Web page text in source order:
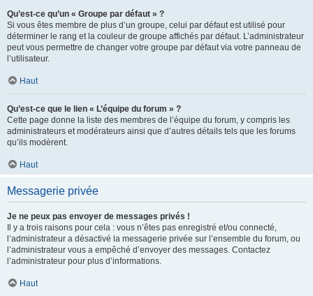
Qu’est-ce qu’un « Groupe par défaut » ?
Si vous êtes membre de plus d’un groupe, celui par défaut est utilisé pour
déterminer le rang et la couleur de groupe affichés par défaut. L’administrateur
peut vous permettre de changer votre groupe par défaut via votre panneau de
l’utilisateur.
Haut
Qu’est-ce que le lien « L’équipe du forum » ?
Cette page donne la liste des membres de l’équipe du forum, y compris les
administrateurs et modérateurs ainsi que d’autres détails tels que les forums
qu’ils modèrent.
Haut
Messagerie privée
Je ne peux pas envoyer de messages privés !
Il y a trois raisons pour cela : vous n’êtes pas enregistré et/ou connecté,
l’administrateur a désactivé la messagerie privée sur l’ensemble du forum, ou
l’administrateur vous a empêché d’envoyer des messages. Contactez
l’administrateur pour plus d’informations.
Haut